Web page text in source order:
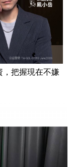
，把握現在不嫌